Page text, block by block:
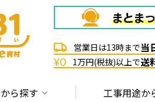
営業日は13時まで当
¥0 1万円(税抜)以上で送
ら探す 工事用途か